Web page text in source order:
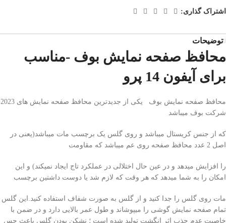
اشتراک گذاری:
توضیحات
محافظ صفحه نمایش بوف -مناسب
برای آیفون 14 پرو
محافظ صفحه نمایش بوف یکی از جدیدترین محافظ صفحه نمایش های 2023
شرکت بوف میباشد
که از جنس کریستال میباشد و روی گلس یک برچسب مات میباشد(یعنی در
اصل 2 عدد محافظ صفحه روی عم میباشد که مقاومت
را افزایش میدهد و در عین حال اختلالی در عملکرد تاج ایجاد نمیکند) و این
امکان را به شما میدهد که هر وقت که لازم شد یا دوست داشتین برچسب
مات روی گلس را جدا کنید و از گلس به صورت شفاف استفاده کنید.این گلس
تمام صفحه نمایش گوشی را میپوشاند و طول عمر بالایی دارد و در ضمن با
خاصیت عدم جذب اثر انگشت تولید شده است ؛ نشکن بودن گلس باعث حس